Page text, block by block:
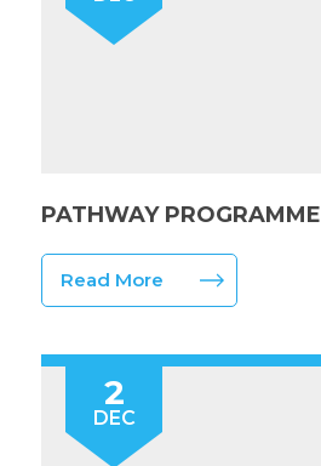
PATHWAY PROGRAMME
Read More
2
DEC